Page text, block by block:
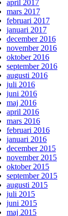
april 2017
mars 2017
februari 2017
januari 2017
december 2016
november 2016
oktober 2016
september 2016
augusti 2016
juli 2016
juni 2016
maj 2016
april 2016
mars 2016
februari 2016
januari 2016
december 2015
november 2015
oktober 2015
september 2015
augusti 2015
juli 2015
juni 2015
maj 2015